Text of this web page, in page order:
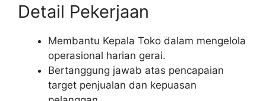
Detail Pekerjaan
Membantu Kepala Toko dalam mengelola
operasional harian gerai.
Bertanggung jawab atas pencapaian
target penjualan dan kepuasan